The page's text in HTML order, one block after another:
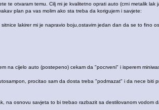
te otvaram temu. Cilj mi je kvalitetno oprati auto (crni metalik lak
plan pa vas molim ako sta treba da korigujem i savjete:
lakirer mi je napravio boju,ostavim jedan dan da se to fino
na cijelo auto (postepeno) cekam da "pocrveni" i isperem
procitao sam da dosta treba "podmazat" i da nece biti
na osnovu savjeta to bi trebao razbazit sa destilovanom vodom